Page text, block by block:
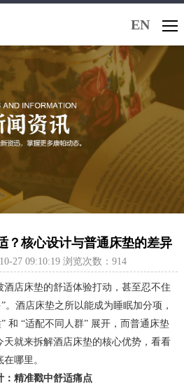
EN
？核心设计与普通床垫的差异
27 09:10:19 浏览次数：914
店床垫的舒适体验打动，甚至忍不住
。酒店床垫之所以能成为睡眠加分项，
和 “适配不同人群” 展开，而普通床垫
就来拆解酒店床垫的核心优势，看看
哪里。
：精准戳中舒适痛点